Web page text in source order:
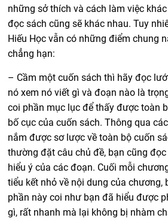
những sở thích và cách làm việc
đọc sách cũng sẽ khác nhau. Tuy
Hiếu Học vẫn có những điểm chung
chẳng hạn:
– Cầm một cuốn sách thì hãy đọc
nó xem nó viết gì và đoạn nào là
coi phần mục lục để thấy được toàn
bố cục của cuốn sách. Thông qua
nắm được sơ lược về toàn bộ cuốn
thường đặt câu chủ đề, bạn cũng
hiểu ý của các đoạn. Cuối mỗi
tiểu kết nhỏ về nội dung của chương,
phần này coi như bạn đã hiểu được
gì, rất nhanh mà lại không bị nhàm